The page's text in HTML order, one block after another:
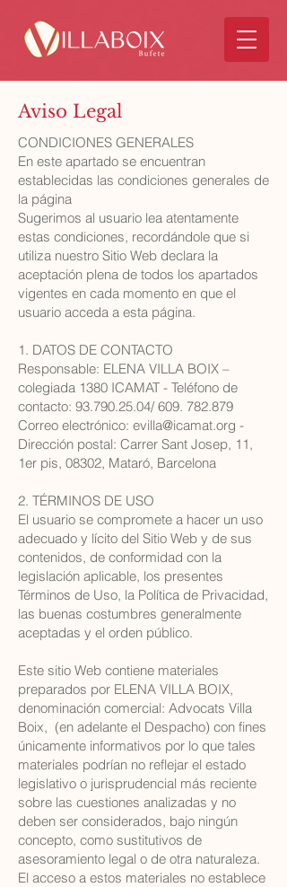
Aviso Legal
CONDICIONES GENERALES
En este apartado se encuentran
establecidas las condiciones generales de
la página
Sugerimos al usuario lea atentamente
estas condiciones, recordándole que si
utiliza nuestro Sitio Web declara la
aceptación plena de todos los apartados
vigentes en cada momento en que el
usuario acceda a esta página.
1. DATOS DE CONTACTO
Responsable: ELENA VILLA BOIX –
colegiada 1380 ICAMAT - Teléfono de
contacto: 93.790.25.04/ 609. 782.879
Correo electrónico: evilla@icamat.org -
Dirección postal: Carrer Sant Josep, 11,
1er pis, 08302, Mataró, Barcelona
2. TÉRMINOS DE USO
El usuario se compromete a hacer un uso
adecuado y lícito del Sitio Web y de sus
contenidos, de conformidad con la
legislación aplicable, los presentes
Términos de Uso, la Política de Privacidad,
las buenas costumbres generalmente
aceptadas y el orden público.
Este sitio Web contiene materiales
preparados por ELENA VILLA BOIX,
denominación comercial: Advocats Villa
Boix, (en adelante el Despacho) con fines
únicamente informativos por lo que tales
materiales podrían no reflejar el estado
legislativo o jurisprudencial más reciente
sobre las cuestiones analizadas y no
deben ser considerados, bajo ningún
concepto, como sustitutivos de
asesoramiento legal o de otra naturaleza.
El acceso a estos materiales no establece